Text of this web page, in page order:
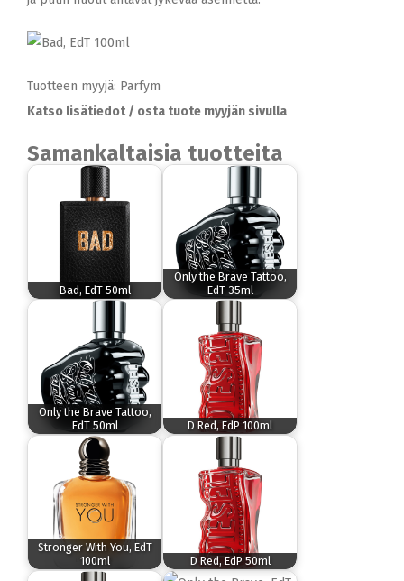
Tuotteen myyjä: Parfym
Katso lisätiedot / osta tuote myyjän sivulla
Samankaltaisia tuotteita
Bad, EdT 50ml
Only the Brave Tattoo,
EdT 35ml
Only the Brave Tattoo,
EdT 50ml
D Red, EdP 100ml
Stronger With You, EdT
100ml
D Red, EdP 50ml